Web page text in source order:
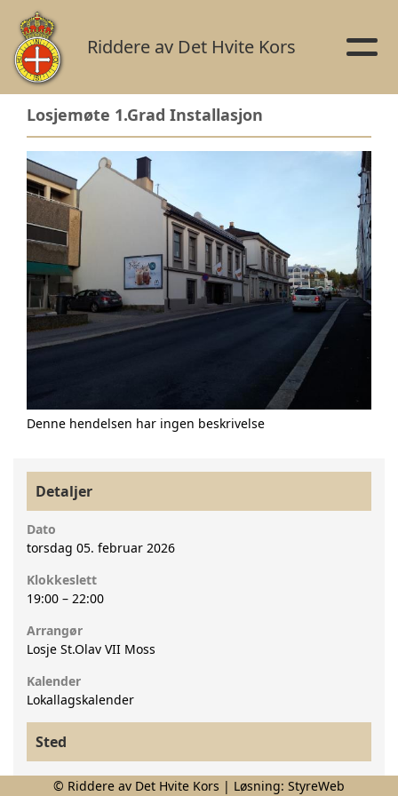
Riddere av Det Hvite Kors
Losjemøte 1.Grad Installasjon
Denne hendelsen har ingen beskrivelse
Detaljer
Dato
torsdag 05. februar 2026
Klokkeslett
19:00 – 22:00
Arrangør
Losje St.Olav VII Moss
Kalender
Lokallagskalender
Sted
Navn© Riddere av Det Hvite Kors | Løsning: StyreWeb